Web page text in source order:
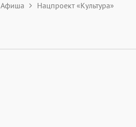
Афиша Нацпроект «Культура»